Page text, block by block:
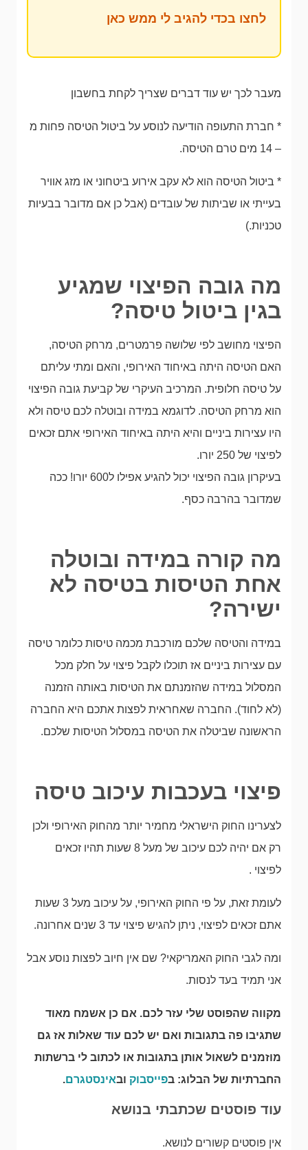
לחצו בכדי להגיב לי ממש כאן
מעבר לכך יש עוד דברים שצריך לקחת בחשבון
* חברת התעופה הודיעה לנוסע על ביטול הטיסה פחות מ
– 14 מים טרם הטיסה.
* ביטול הטיסה הוא לא עקב אירוע ביטחוני או מזג אוויר
בעייתי או שביתות של עובדים (אבל כן אם מדובר בבעיות
טכניות.)
מה גובה הפיצוי שמגיע
בגין ביטול טיסה?
הפיצוי מחושב לפי שלושה פרמטרים, מרחק הטיסה,
האם הטיסה היתה באיחוד האירופי, והאם ומתי עליתם
על טיסה חלופית. המרכיב העיקרי של קביעת גובה הפיצוי
הוא מרחק הטיסה. לדוגמא במידה ובוטלה לכם טיסה ולא
היו עצירות ביניים והיא היתה באיחוד האירופי אתם זכאים
לפיצוי של 250 יורו.
בעיקרון גובה הפיצוי יכול להגיע אפילו ל600 יורו! ככה
שמדובר בהרבה כסף.
מה קורה במידה ובוטלה
אחת הטיסות בטיסה לא
ישירה?
במידה והטיסה שלכם מורכבת מכמה טיסות כלומר טיסה
עם עצירות ביניים אז תוכלו לקבל פיצוי על חלק מכל
המסלול במידה שהזמנתם את הטיסות באותה הזמנה
(לא לחוד). החברה שאחראית לפצות אתכם היא החברה
הראשונה שביטלה את הטיסה במסלול הטיסות שלכם.
פיצוי בעכבות עיכוב טיסה
לצערינו החוק הישראלי מחמיר יותר מהחוק האירופי ולכן
רק אם יהיה לכם עיכוב של מעל 8 שעות תהיו זכאים
לפיצוי .
לעומת זאת, על פי החוק האירופי, על עיכוב מעל 3 שעות
אתם זכאים לפיצוי, ניתן להגיש פיצוי עד 3 שנים אחרונה.
ומה לגבי החוק האמריקאי? שם אין חיוב לפצות נוסע אבל
אני תמיד בעד לנסות.
מקווה שהפוסט שלי עזר לכם. אם כן אשמח מאוד
שתגיבו פה בתגובות ואם יש לכם עוד שאלות אז גם
מוזמנים לשאול אותן בתגובות או לכתוב לי ברשתות
החברתיות של הבלוג: בפייסבוק ובאינסטגרם.
עוד פוסטים שכתבתי בנושא
אין פוסטים קשורים לנושא.